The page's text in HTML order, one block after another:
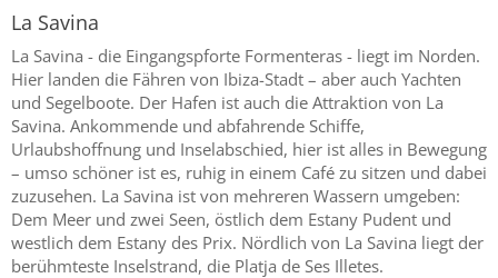
La Savina
La Savina - die Eingangspforte Formenteras - liegt im Norden.
Hier landen die Fähren von Ibiza-Stadt – aber auch Yachten
und Segelboote. Der Hafen ist auch die Attraktion von La
Savina. Ankommende und abfahrende Schiffe,
Urlaubshoffnung und Inselabschied, hier ist alles in Bewegung
– umso schöner ist es, ruhig in einem Café zu sitzen und dabei
zuzusehen. La Savina ist von mehreren Wassern umgeben:
Dem Meer und zwei Seen, östlich dem Estany Pudent und
westlich dem Estany des Prix. Nördlich von La Savina liegt der
berühmteste Inselstrand, die Platja de Ses Illetes.